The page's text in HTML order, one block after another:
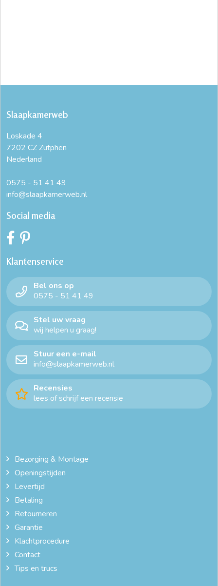
Slaapkamerweb
Loskade 4
7202 CZ Zutphen
Nederland
0575 - 51 41 49
info@slaapkamerweb.nl
Social media
Klantenservice
Bel ons op
0575 - 51 41 49
Stel uw vraag
wij helpen u graag!
Stuur een e-mail
info@slaapkamerweb.nl
Recensies
lees of schrijf een recensie
Bezorging & Montage
Openingstijden
Levertijd
Betaling
Retourneren
Garantie
Klachtprocedure
Contact
Tips en trucs